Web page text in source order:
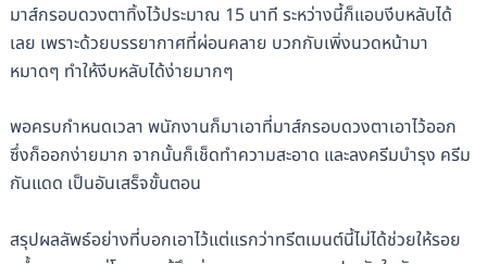
มาส์กรอบดวงตาทิ้งไว้ประมาณ 15 นาที ระหว่างนี้ก็แอบงีบหลับได้
เลย เพราะด้วยบรรยากาศที่ผ่อนคลาย บวกกับเพิ่งนวดหน้ามา
หมาดๆ ทำให้งีบหลับได้ง่ายมากๆ
พอครบกำหนดเวลา พนักงานก็มาเอาที่มาส์กรอบดวงตาเอาไว้ออก
ซึ่งก็ออกง่ายมาก จากนั้นก็เช็ดทำความสะอาด และลงครีมบำรุง ครีม
กันแดด เป็นอันเสร็จขั้นตอน
สรุปผลลัพธ์อย่างที่บอกเอาไว้แต่แรกว่าทรีตเมนต์นี้ไม่ได้ช่วยให้รอย